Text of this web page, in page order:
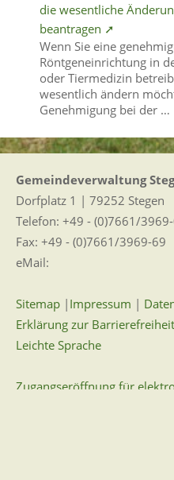
die wesentliche
beantragen ➚
Wenn Sie eine
Röntgeneinrichtung in
oder Tiermedizin
wesentlich ändern
Genehmigung bei der …
Gemeindeverwaltung
Dorfplatz 1 | 79252 Stegen
Telefon: +49 - (0)7661/
Fax: +49 - (0)7661/3969-69
eMail:
Sitemap | Impressum |
Erklärung zur Barrierefreiheit
Leichte Sprache
Zugangseröffnung für